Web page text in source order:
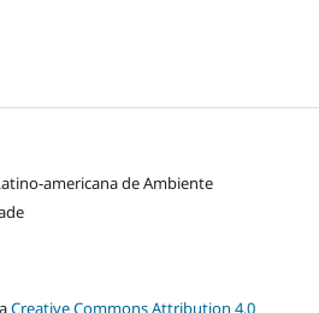
americana de Ambiente
Creative Commons Attribution 4.0